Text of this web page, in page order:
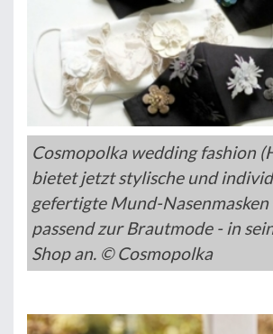
Cosmopolka wedding fashion
bietet jetzt stylische und
gefertigte Mund-Nasenmasken
passend zur Brautmode - in
Shop an. © Cosmopolka